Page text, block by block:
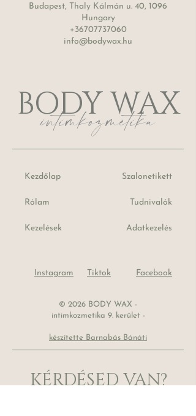
Budapest, Thaly Kálmán u. 40, 1096
Hungary
+36707737060
info@bodywax.hu
intimkozmetika
BODY WAX
Kezdőlap
Rólam
Kezelések
Szalonetikett
Tudnivalók
Adatkezelés
Instagram Tiktok Facebook
© 2026 BODY WAX -
intimkozmetika 9. kerület -
készítette Barnabás Bánáti
KÉRDÉSED VAN?